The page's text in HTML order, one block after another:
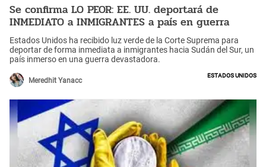
Se confirma LO PEOR: EE. UU. deportará de
INMEDIATO a INMIGRANTES a país en guerra
Estados Unidos ha recibido luz verde de la Corte Suprema para
deportar de forma inmediata a inmigrantes hacia Sudán del Sur, un
país inmerso en una guerra devastadora.
Meredhit Yanacc
Estados Unidos